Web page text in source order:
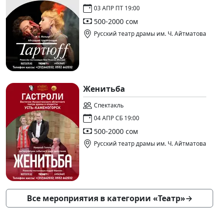
03 АПР ПТ 19:00
500-2000 сом
Русский театр драмы им. Ч. Айтматова
Женитьба
Спектакль
04 АПР СБ 19:00
500-2000 сом
Русский театр драмы им. Ч. Айтматова
Все мероприятия в категории «Театр»→